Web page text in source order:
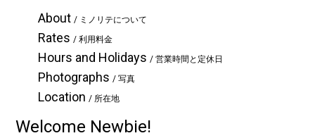
About/ ミノリテについて
Rates/ 利用料金
Hours and Holidays/ 営業時間と定休日
Photographs/ 写真
Location/ 所在地
Welcome Newbie!